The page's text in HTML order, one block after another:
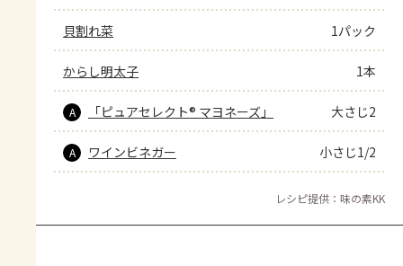
貝割れ菜 1パック
からし明太子 1本
A 「ピュアセレクト® マヨネーズ」 大さじ2
A ワインビネガー 小さじ1/2
レシピ提供：味の素KK